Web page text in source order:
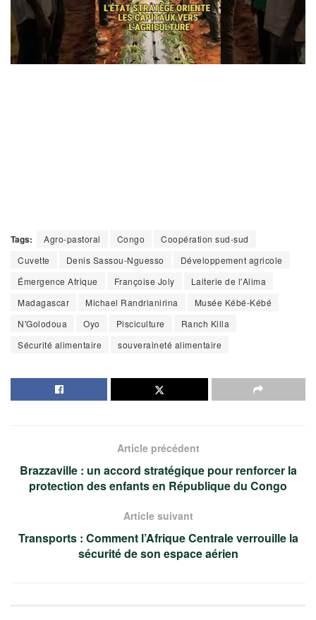
Tags: Agro-pastoral Congo
Coopération sud-sud
Cuvette
Denis Sassou-Nguesso
Développement agricole
Émergence Afrique
Françoise Joly
Laiterie de l'Alima
Madagascar
Michael Randrianirina
Musée Kébé-Kébé
N'Golodoua
Oyo Pisciculture
Ranch Killa
Sécurité alimentaire
souveraineté alimentaire
Article précédent
Brazzaville : un accord stratégique pour renforcer la
protection des enfants en République du Congo
Article suivant
Transports : Comment l’Afrique Centrale verrouille la
sécurité de son espace aérien